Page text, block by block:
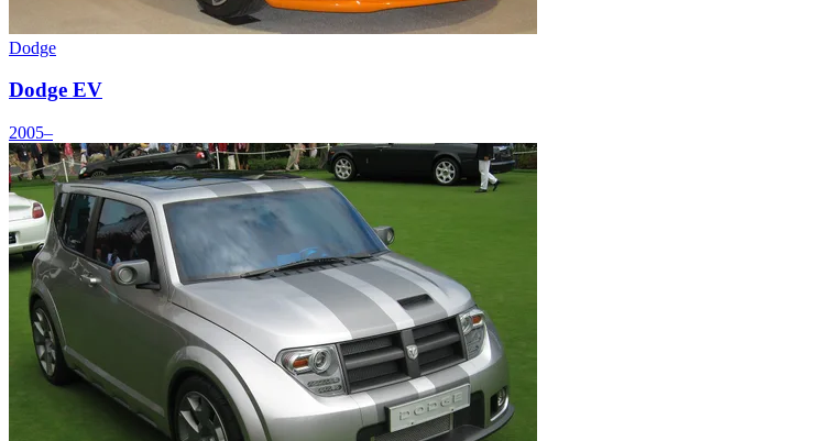
Dodge
Dodge EV
2005–